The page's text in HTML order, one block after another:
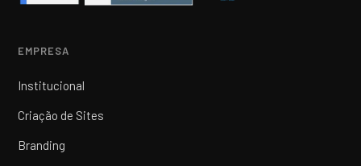
EMPRESA
Institucional
Criação de Sites
Branding